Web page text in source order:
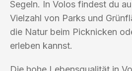
Segeln. In Volos findest du
Vielzahl von Parks und
die Natur beim Picknicken
erleben kannst.